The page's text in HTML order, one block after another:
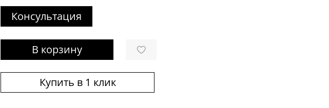
Консультация
В корзину
Купить в 1 клик